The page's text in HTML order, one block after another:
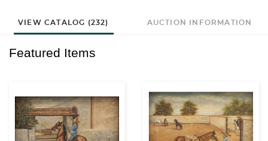
VIEW CATALOG (232) AUCTION INFORMATION
Featured Items